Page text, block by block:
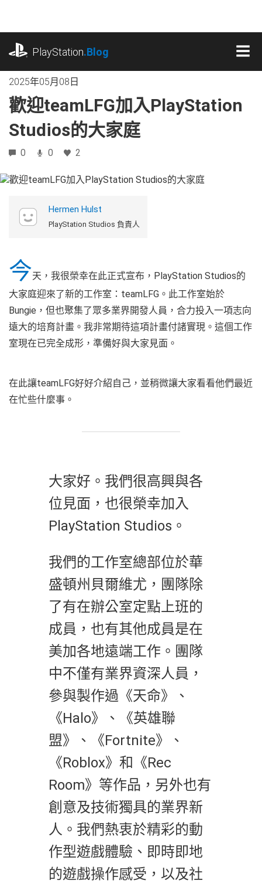
內
PlayStation.Blog
2025年05月08日
歡迎teamLFG加入PlayStation
Studios的大家庭
0 0 2
Hermen Hulst
PlayStation Studios 負責人
今天，我很榮幸在此正式宣布，PlayStation Studios的
大家庭迎來了新的工作室：teamLFG。此工作室始於
Bungie，但也聚集了眾多業界開發人員，合力投入一項志向
遠大的培育計畫。我非常期待這項計畫付諸實現。這個工作
室現在已完全成形，準備好與大家見面。
在此讓teamLFG好好介紹自己，並稍微讓大家看看他們最近
在忙些什麼事。
大家好。我們很高興與各
位見面，也很榮幸加入
PlayStation Studios。
我們的工作室總部位於華
盛頓州貝爾維尤，團隊除
了有在辦公室定點上班的
成員，也有其他成員是在
美加各地遠端工作。團隊
中不僅有業界資深人員，
參與製作過《天命》、
《Halo》、《英雄聯
盟》、《Fortnite》、
《Roblox》和《Rec
Room》等作品，另外也有
創意及技術獨具的業界新
人。我們熱衷於精彩的動
作型遊戲體驗、即時即地
的遊戲操作感受，以及社